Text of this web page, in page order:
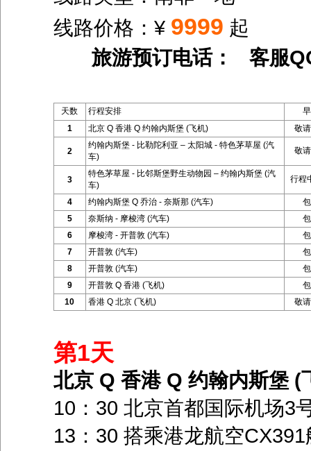
线路价格：¥ 9999 起
旅游预订电话： 客服
天数 行程安排
1
北京 Q 香港 Q 约翰内斯堡 (飞机) 敬
2
约翰内斯堡 - 比勒陀利亚 – 太阳城 - 特色茅草屋 (汽
车)
敬
3
特色茅草屋 - 比邻斯堡野生动物园 – 约翰内斯堡 (汽
车)
行程
4 约翰内斯堡 Q 乔治 - 奈斯那 (汽车)
5
奈斯纳 - 摩梭湾 (汽车)
6
摩梭湾 - 开普敦 (汽车)
7
开普敦 (汽车)
8
开普敦 (汽车)
9
开普敦 Q 香港 (飞机)
10
香港 Q 北京 (飞机) 敬
第1天
北京 Q 香港 Q 约翰内斯堡 (
10：30 北京首都国际机场3
13：30 搭乘港龙航空